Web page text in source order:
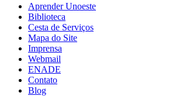
Aprender Unoeste
Biblioteca
Cesta de Serviços
Mapa do Site
Imprensa
Webmail
ENADE
Contato
Blog